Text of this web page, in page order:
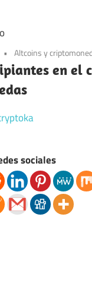
Altcoins y
en el
sociales